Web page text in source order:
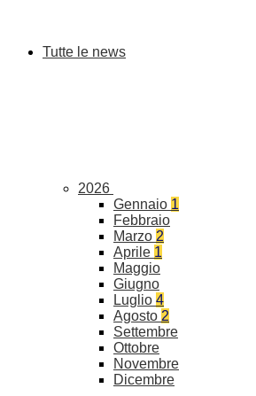
Tutte le news
2026
Gennaio 1
Febbraio
Marzo 2
Aprile 1
Maggio
Giugno
Luglio 4
Agosto 2
Settembre
Ottobre
Novembre
Dicembre